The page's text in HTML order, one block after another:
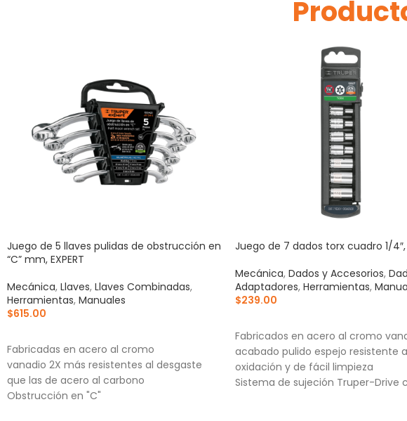
Juego de 5 llaves pulidas de obstrucción en
“C” mm, EXPERT
Mecánica, Llaves, Llaves Combinadas,
Herramientas, Manuales
$615.00
Fabricadas en acero al cromo
vanadio 2X más resistentes al desgaste
que las de acero al carbono
Obstrucción en "C"
Juego de 7 dados torx cuadro 1/
Mecánica, Dados y Accesorios,
Adaptadores, Herramientas,
$239.00
Fabricados en acero al cromo
acabado pulido espejo resistente
oxidación y de fácil limpieza
Sistema de sujeción Truper-Drive